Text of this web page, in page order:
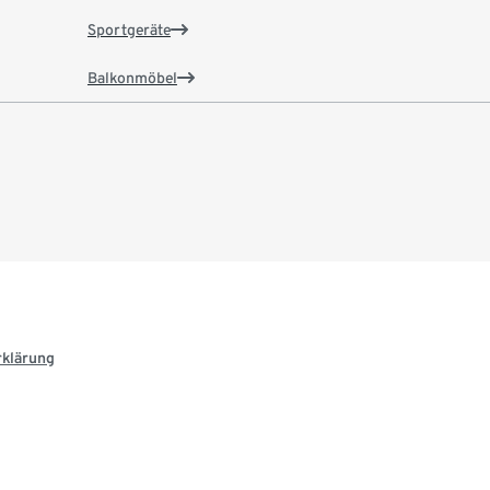
Sportgeräte
Balkonmöbel